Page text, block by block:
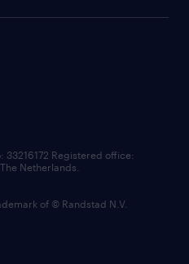
33216172 Registered office:
Netherlands.
of © Randstad N.V.